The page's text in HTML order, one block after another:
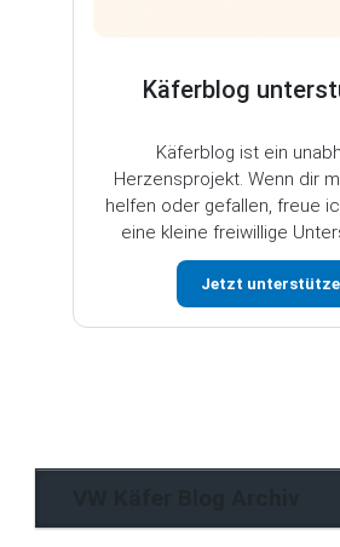
Käferblog
Käferblog ist ein
Herzensprojekt. Wenn dir
helfen oder gefallen, freue
eine kleine freiwillige
Jetzt